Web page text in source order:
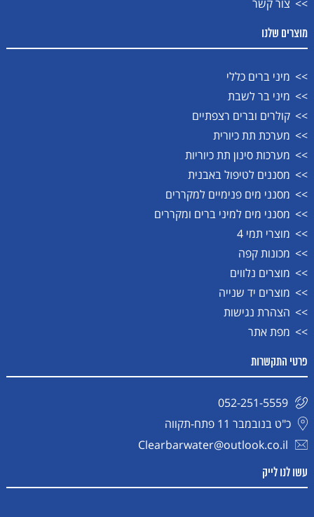
צור קשר
מוצרים שלנו
מיני ברים כללי
מיני בר לשבת
קולרים וברים רצפתיים
מערכת תת כיורית
מערכות סינון תת כיוריות
מסננים לטיפול באבנית
מסנני מים פנימיים למקררים
מסנני מים למיני ברים ומקררים
מוצרי תמי 4
מכונות קפה
מוצרים נלווים
מוצרים יד שנייה
הצהרת נגישות
מפת אתר
פרטי התקשרות
052-251-5559
כ"ט בנובמבר 11 פתח-תקווה
Clearbarwater@outlook.co.il
עשו לנו לייק